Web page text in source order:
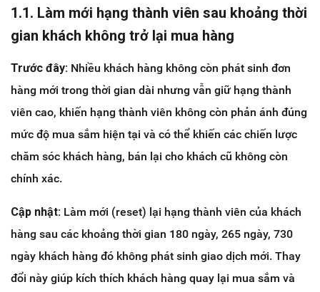
1.1. Làm mới hạng thành viên sau khoảng thời
gian khách không trở lại mua hàng
Trước đây: Nhiều khách hàng không còn phát sinh đơn
hàng mới trong thời gian dài nhưng vẫn giữ hạng thành
viên cao, khiến hạng thành viên không còn phản ánh đúng
mức độ mua sắm hiện tại và có thể khiến các chiến lược
chăm sóc khách hàng, bán lại cho khách cũ không còn
chính xác.
Cập nhật: Làm mới (reset) lại hạng thành viên của khách
hàng sau các khoảng thời gian 180 ngày, 265 ngày, 730
ngày khách hàng đó không phát sinh giao dịch mới. Thay
đổi này giúp kích thích khách hàng quay lại mua sắm và